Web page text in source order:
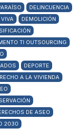
DELINCUENCIA
VIVA
DEMOLICIÓN
TI OUTSOURCING
DEPORTE
A LA VIVIENDA
DE ASEO
2030